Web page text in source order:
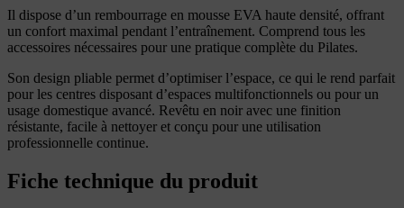
Il dispose d’un rembourrage en mousse EVA haute densité, offrant
un confort maximal pendant l’entraînement. Comprend tous les
accessoires nécessaires pour une pratique complète du Pilates.
Son design pliable permet d’optimiser l’espace, ce qui le rend parfait
pour les centres disposant d’espaces multifonctionnels ou pour un
usage domestique avancé. Revêtu en noir avec une finition
résistante, facile à nettoyer et conçu pour une utilisation
professionnelle continue.
Fiche technique du produit